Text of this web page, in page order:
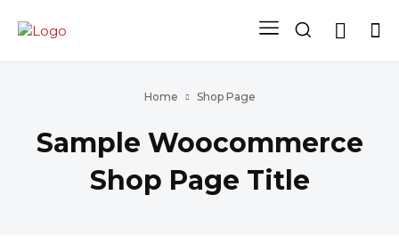
Home Shop Page
Sample Woocommerce
Shop Page Title